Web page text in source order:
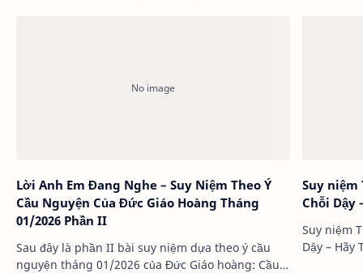
Lời Anh Em Đang Nghe – Suy Niệm Theo Ý
Cầu Nguyện Của Đức Giáo Hoàng Tháng
01/2026 Phần II
Sau đây là phần II bài suy niệm dựa theo ý cầu
nguyện tháng 01/2026 của Đức Giáo hoàng: Cầu
Suy niệm
Chỗi Dậy
Suy niệm
Dậy – Hãy